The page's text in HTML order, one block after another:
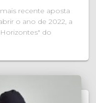
recente aposta
o ano de 2022, a
do